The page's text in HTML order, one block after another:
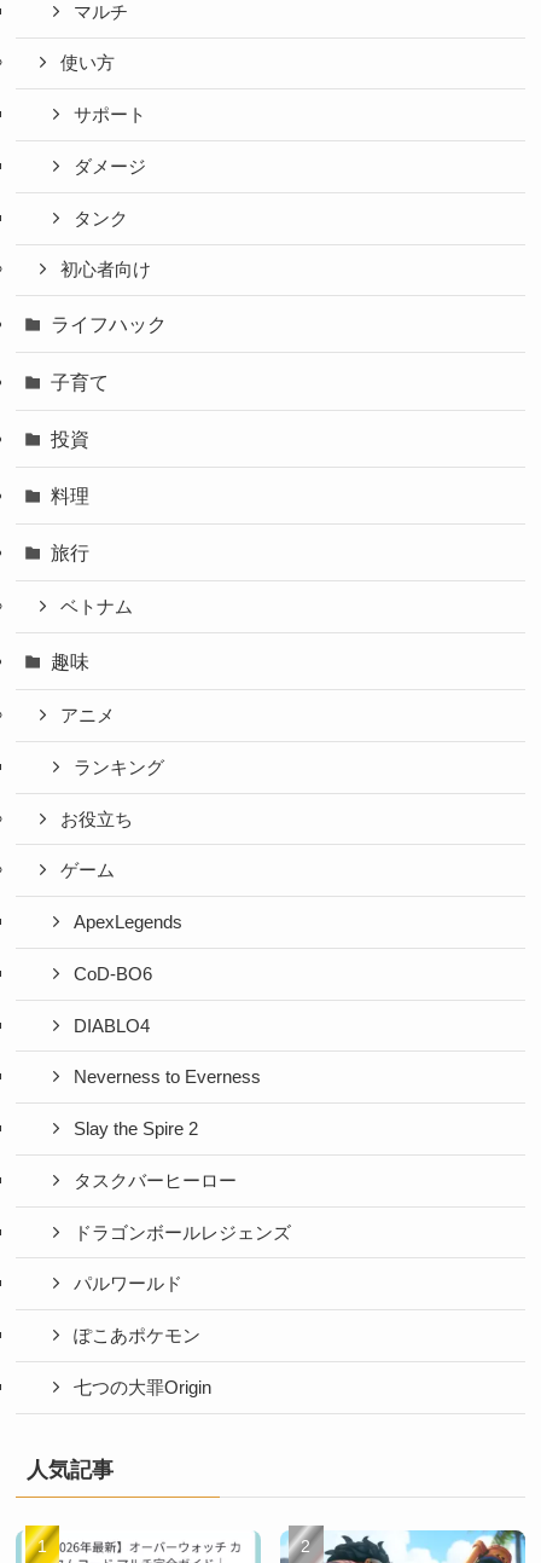
マルチ
使い方
サポート
ダメージ
タンク
初心者向け
ライフハック
子育て
投資
料理
旅行
ベトナム
趣味
アニメ
ランキング
お役立ち
ゲーム
ApexLegends
CoD-BO6
DIABLO4
Neverness to Everness
Slay the Spire 2
タスクバーヒーロー
ドラゴンボールレジェンズ
パルワールド
ぽこあポケモン
七つの大罪Origin
人気記事